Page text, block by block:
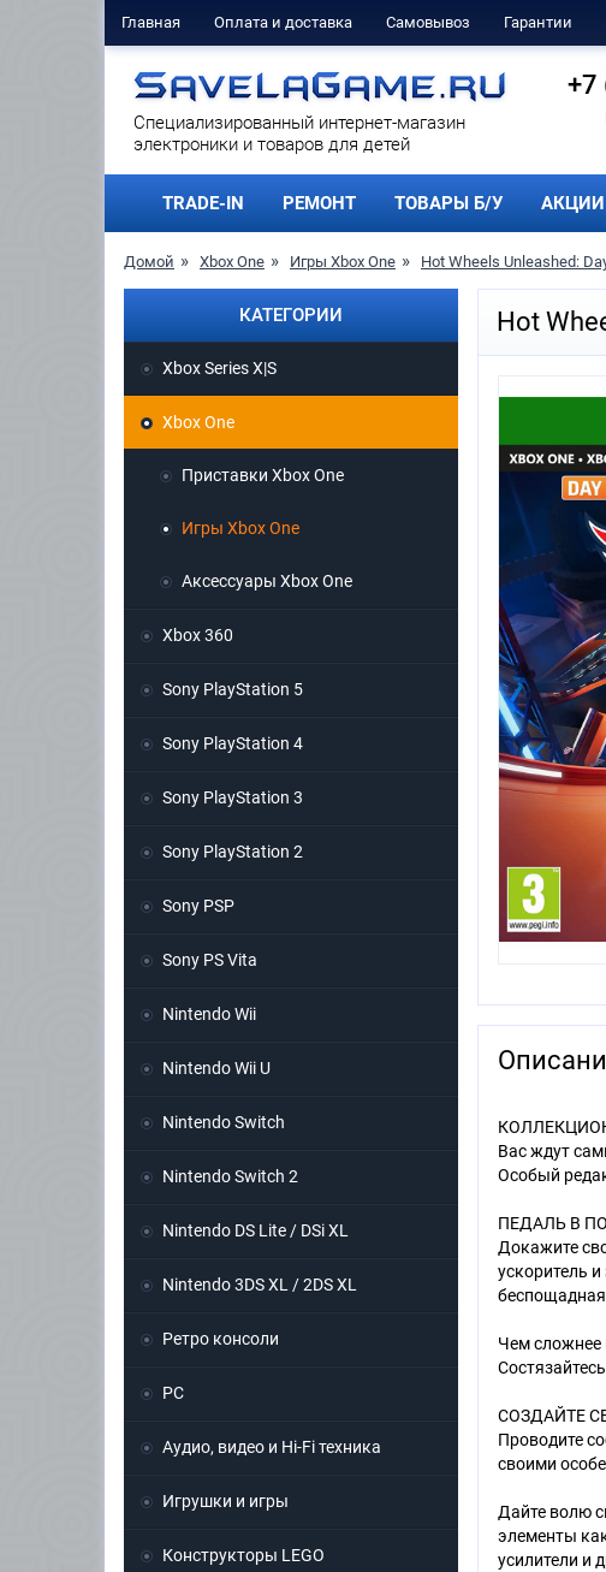
Главная Оплата и доставка Самовывоз Гарантии
Cпециализированный интернет-магазин
электроники и товаров для детей
+7
TRADE-IN РЕМОНТ ТОВАРЫ Б/У АКЦИИ
Домой Xbox One Игры Xbox One Hot Wheels Unleashed:
Hot
Вас ждут
Особый
ПЕДАЛЬ В
Докажите
ускоритель
беспощадная
Чем сложнее
СОЗДАЙТЕ
Проводите
своими
Дайте волю
элементы
усилители и
КАТЕГОРИИ
Xbox Series X|S
Xbox One
Приставки Xbox One
Игры Xbox One
Аксессуары Xbox One
Xbox 360
Sony PlayStation 5
Sony PlayStation 4
Sony PlayStation 3
Sony PlayStation 2
Sony PSP
Sony PS Vita
Nintendo Wii
Nintendo Wii U
Nintendo Switch
Nintendo Switch 2
Nintendo DS Lite / DSi XL
Nintendo 3DS XL / 2DS XL
Ретро консоли
PC
Аудио, видео и Hi-Fi техника
Игрушки и игры
Конструкторы LEGO